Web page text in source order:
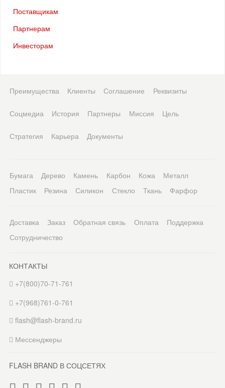
Поставщикам
Партнерам
Инвесторам
Преимущества Клиенты Соглашение Реквизиты
Соцмедиа История Партнеры Миссия Цель
Стратегия Карьера Документы
Бумага Дерево Камень Карбон Кожа
Металл
Пластик
Резина Силикон Стекло Ткань Фарфор
Доставка Заказ Обратная связь Оплата
Поддержка
Сотрудничество
КОНТАКТЫ
+7(800)70-71-761
+7(968)761-0-761
flash@flash-brand.ru
Мессенджеры
FLASH BRAND В СОЦСЕТЯХ